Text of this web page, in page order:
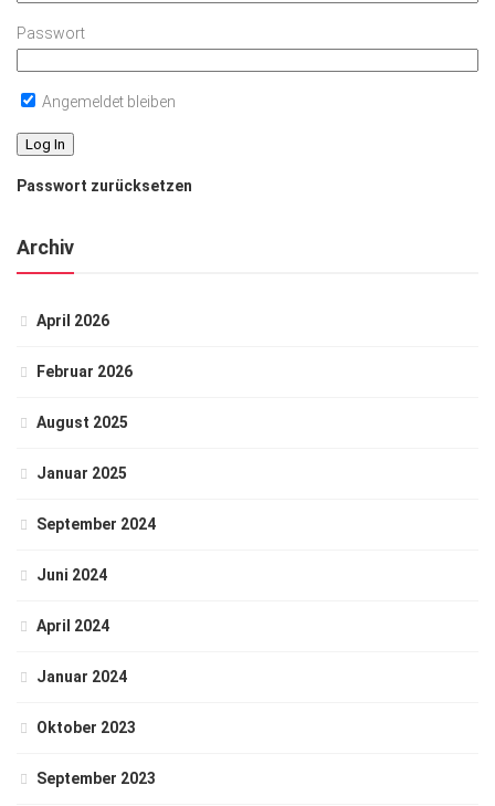
Passwort
Angemeldet bleiben
Passwort zurücksetzen
Archiv
April 2026
Februar 2026
August 2025
Januar 2025
September 2024
Juni 2024
April 2024
Januar 2024
Oktober 2023
September 2023